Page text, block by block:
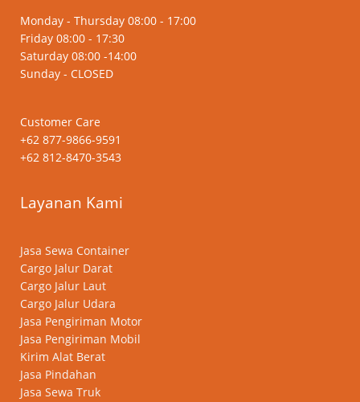
Monday - Thursday 08:00 - 17:00
Friday 08:00 - 17:30
Saturday 08:00 -14:00
Sunday - CLOSED
Customer Care
+62 877-9866-9591
+62 812-8470-3543
Layanan Kami
Jasa Sewa Container
Cargo Jalur Darat
Cargo Jalur Laut
Cargo Jalur Udara
Jasa Pengiriman Motor
Jasa Pengiriman Mobil
Kirim Alat Berat
Jasa Pindahan
Jasa Sewa Truk